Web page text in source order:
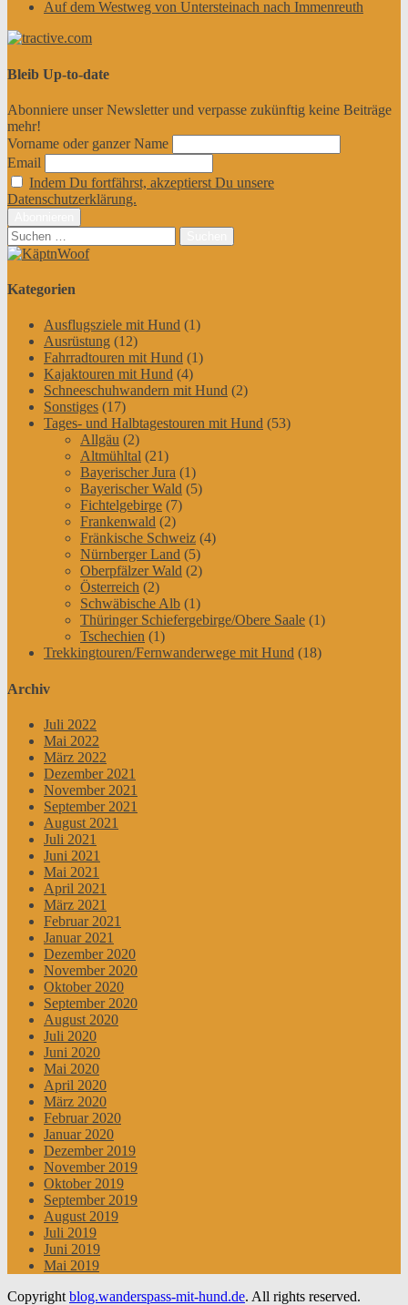
Auf dem Westweg von Untersteinach nach Immenreuth
Bleib Up-to-date
Abonniere unser Newsletter und verpasse zukünftig keine Beiträge
mehr!
Vorname oder ganzer Name
Email
Indem Du fortfährst, akzeptierst Du unsere
Datenschutzerklärung.
Suchen
nach:
Kategorien
Ausflugsziele mit Hund (1)
Ausrüstung (12)
Fahrradtouren mit Hund (1)
Kajaktouren mit Hund (4)
Schneeschuhwandern mit Hund (2)
Sonstiges (17)
Tages- und Halbtagestouren mit Hund (53)
Allgäu (2)
Altmühltal (21)
Bayerischer Jura (1)
Bayerischer Wald (5)
Fichtelgebirge (7)
Frankenwald (2)
Fränkische Schweiz (4)
Nürnberger Land (5)
Oberpfälzer Wald (2)
Österreich (2)
Schwäbische Alb (1)
Thüringer Schiefergebirge/Obere Saale (1)
Tschechien (1)
Trekkingtouren/Fernwanderwege mit Hund (18)
Archiv
Juli 2022
Mai 2022
März 2022
Dezember 2021
November 2021
September 2021
August 2021
Juli 2021
Juni 2021
Mai 2021
April 2021
März 2021
Februar 2021
Januar 2021
Dezember 2020
November 2020
Oktober 2020
September 2020
August 2020
Juli 2020
Juni 2020
Mai 2020
April 2020
März 2020
Februar 2020
Januar 2020
Dezember 2019
November 2019
Oktober 2019
September 2019
August 2019
Juli 2019
Juni 2019
Mai 2019
Copyright blog.wanderspass-mit-hund.de. All rights reserved.